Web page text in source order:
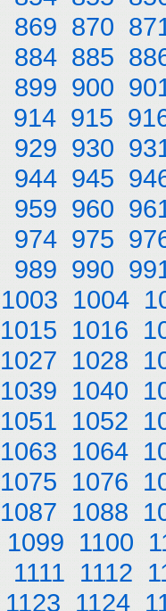
869 870
884 885
899 900
914 915
929 930
944 945
959 960
974 975
989 990
1003 1004
1015 1016
1027 1028
1039 1040
1051 1052
1063 1064
1075 1076
1087 1088
1099 1100
1111 1112
1123 1124